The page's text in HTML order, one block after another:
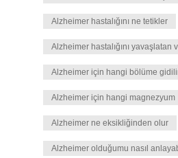
Alzheimer hastalığını ne tetikler
Alzheimer hastalığını yavaşlatan
Alzheimer için hangi bölüme
Alzheimer için hangi magnezyum
Alzheimer ne eksikliğinden olur
Alzheimer olduğumu nasıl